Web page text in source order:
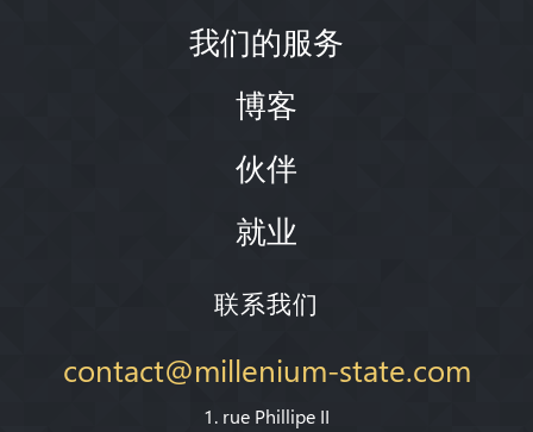
我们的服务
博客
伙伴
就业
联系我们
contact@millenium-state.com
1. rue Phillipe II